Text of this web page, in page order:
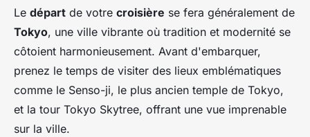
Le départ de votre croisière se fera généralement de
Tokyo, une ville vibrante où tradition et modernité se
côtoient harmonieusement. Avant d'embarquer,
prenez le temps de visiter des lieux emblématiques
comme le Senso-ji, le plus ancien temple de Tokyo,
et la tour Tokyo Skytree, offrant une vue imprenable
sur la ville.